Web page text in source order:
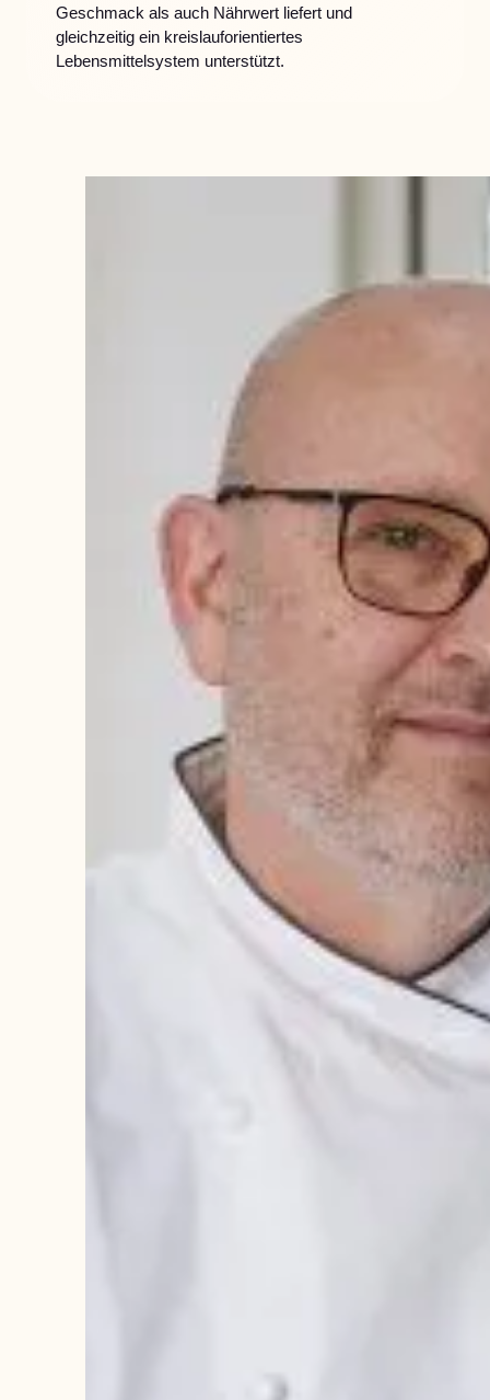
Geschmack als auch Nährwert liefert und
gleichzeitig ein kreislauforientiertes
Lebensmittelsystem unterstützt.